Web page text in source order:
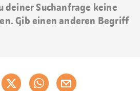
deiner Suchanfrage keine
Gib einen anderen Begriff